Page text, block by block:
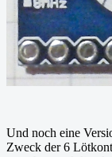
Und noch eine
Zweck der 6